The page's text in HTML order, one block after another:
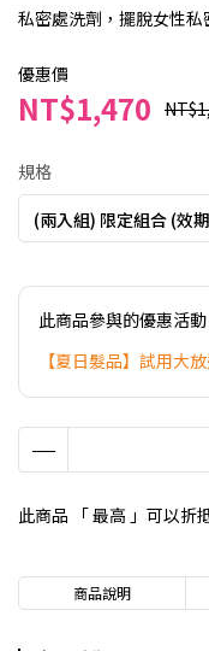
私密處洗劑，擺脫女性
優惠價
NT$1,470
規格
(兩入組) 限定組合 (效
此商品參與的優惠活動
【夏日髮品】試用大
此商品 「 最高 」可以折
商品說明